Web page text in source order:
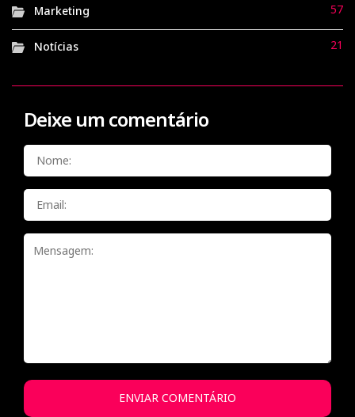
Marketing 57
Notícias 21
Deixe um comentário